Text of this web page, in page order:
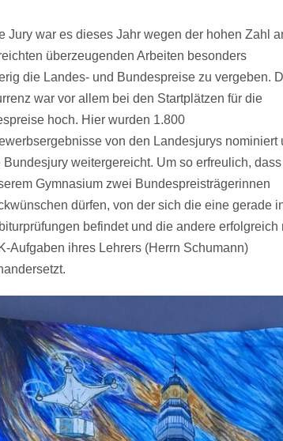
Jury war es dieses Jahr wegen der hohen Zahl
überzeugenden Arbeiten besonders
die Landes- und Bundespreise zu vergeben.
war vor allem bei den Startplätzen für die
hoch. Hier wurden 1.800
von den Landesjurys nominiert
Bundesjury weitergereicht. Um so erfreulich,
Gymnasium zwei Bundespreisträgerinnen
dürfen, von der sich die eine gerade
befindet und die andere erfolgreich
Aufgaben ihres Lehrers (Herrn Schumann)